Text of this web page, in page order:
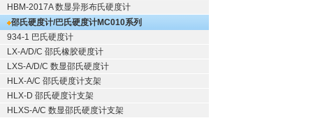
HBM-2017A 数显异形布氏硬度计
邵氏硬度计/巴氏硬度计MC010系列
934-1 巴氏硬度计
LX-A/D/C 邵氏橡胶硬度计
LXS-A/D/C 数显邵氏硬度计
HLX-A/C 邵氏硬度计支架
HLX-D 邵氏硬度计支架
HLXS-A/C 数显邵氏硬度计支架